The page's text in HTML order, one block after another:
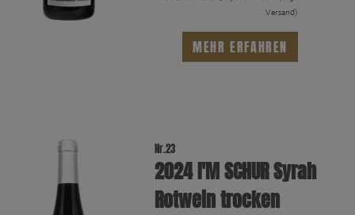
Versand)
MEHR ERFAHREN
Nr.23
2024 I′M SCHUR Syrah
Rotwein trocken